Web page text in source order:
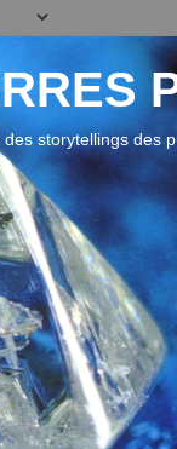
storytellings des